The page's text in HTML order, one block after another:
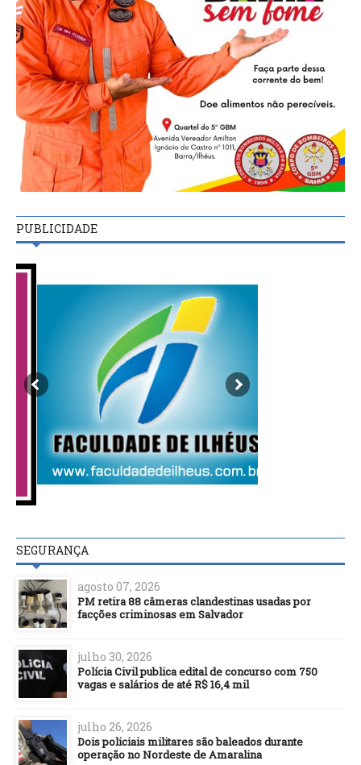
PUBLICIDADE
SEGURANÇA
agosto 07, 2026
PM retira 88 câmeras clandestinas usadas por
facções criminosas em Salvador
julho 30, 2026
Polícia Civil publica edital de concurso com 750
vagas e salários de até R$ 16,4 mil
julho 26, 2026
Dois policiais militares são baleados durante
operação no Nordeste de Amaralina